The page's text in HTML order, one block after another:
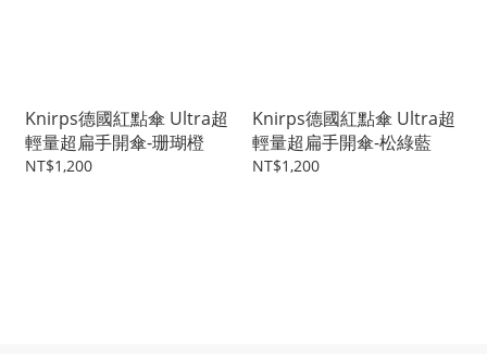
Knirps德國紅點傘 Ultra超
輕量超扁手開傘-珊瑚橙
NT$1,200
Knirps德國紅點傘 Ultra超
輕量超扁手開傘-松綠藍
NT$1,200